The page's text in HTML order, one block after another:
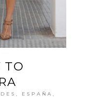
TO
, ESPAÑA ,